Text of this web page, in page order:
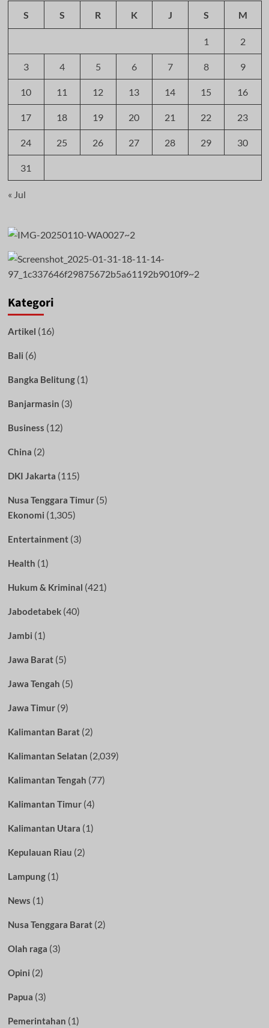
S S R K J S M
1 2
3 4 5 6 7 8 9
10 11 12 13 14 15 16
17 18 19 20 21 22 23
24 25 26 27 28 29 30
31
« Jul
Kategori
Artikel (16)
Bali (6)
Bangka Belitung(1)
Banjarmasin (3)
Business (12)
China (2)
DKI Jakarta (115)
Nusa Tenggara Timur(5)
Ekonomi (1,305)
Entertainment(3)
Health (1)
Hukum & Kriminal (421)
Jabodetabek(40)
Jambi (1)
Jawa Barat(5)
Jawa Tengah (5)
Jawa Timur(9)
Kalimantan Barat(2)
Kalimantan Selatan (2,039)
Kalimantan Tengah (77)
Kalimantan Timur(4)
Kalimantan Utara (1)
Kepulauan Riau (2)
Lampung(1)
News (1)
Nusa Tenggara Barat(2)
Olah raga (3)
Opini (2)
Papua (3)
Pemerintahan (1)